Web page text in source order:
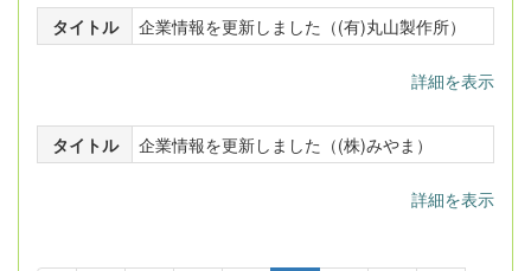
タイトル 企業情報を更新しました（(有)丸山製作所）
詳細を表示
タイトル 企業情報を更新しました（(株)みやま）
詳細を表示